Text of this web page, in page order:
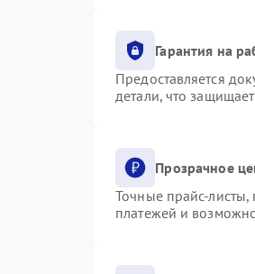
Гарантия на
Предоставляется
детали, что
Прозрачное
Точные прайс-листы,
платежей и